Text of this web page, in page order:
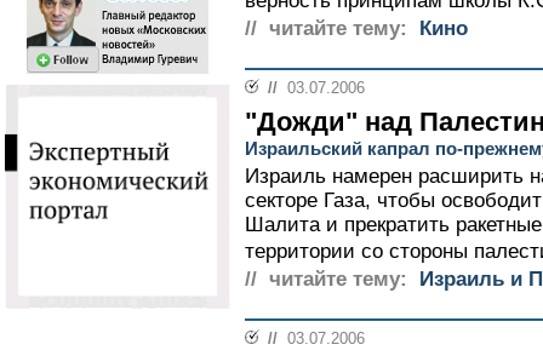
// читайте тему:
Кино
// 03.07.2006
"Дожди" над
Израильский капрал по-
Израиль намерен расширить
секторе Газа, чтобы
Шалита и прекратить
территории со стороны
// читайте тему:
Израиль и
// 03.07.2006